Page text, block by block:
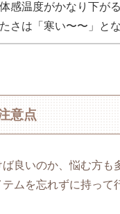
感温度がかなり下が
さは「寒い〜〜」とな
意点
良いのか、悩む方も
ムを忘れずに持って